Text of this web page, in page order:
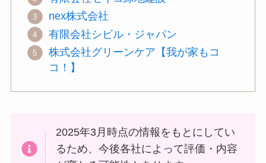
nex株式会社
有限会社シビル・ジャパン
株式会社グリーンケア【我が家もコ
コ！】
2025年3月時点の情報をもとにしてい
るため、今後各社によって評価・内容